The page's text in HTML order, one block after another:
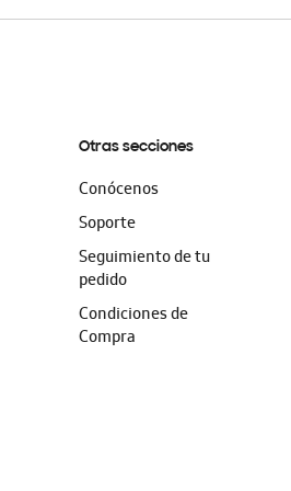
Otras secciones
Conócenos
Soporte
Seguimiento de tu
pedido
Condiciones de
Compra